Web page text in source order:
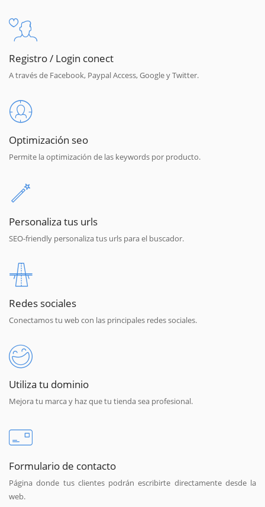
Registro / Login conect
A través de Facebook, Paypal Access, Google y Twitter.
Optimización seo
Permite la optimización de las keywords por producto.
Personaliza tus urls
SEO-friendly personaliza tus urls para el buscador.
Redes sociales
Conectamos tu web con las principales redes sociales.
Utiliza tu dominio
Mejora tu marca y haz que tu tienda sea profesional.
Formulario de contacto
Página donde tus clientes podrán escribirte directamente desde la
web.